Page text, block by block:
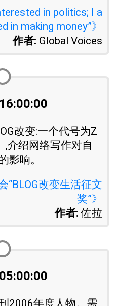
in politics; I a
in making money”》
作者: Global Voices
改变:一个代号为Z
,介绍网络写作对自
影响。
“BLOG改变生活征文
奖”》
作者: 佐拉